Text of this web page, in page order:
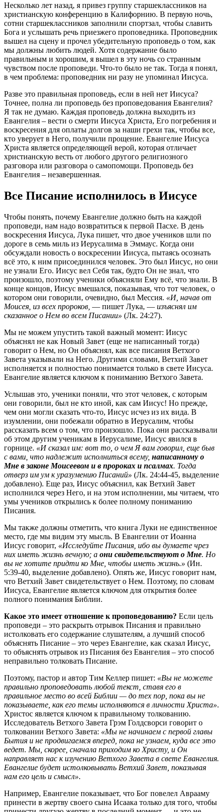
Несколько лет назад, я привез группу старшеклассников на
христианскую конференцию в Калифорнию. В первую ночь,
сотни старшеклассников заполнили спортзал, чтобы славить
Бога и услышать речь приезжего проповедника. Проповедник
вышел на сцену и прочел убедительную проповедь о том, как
мы должны любить людей. Хотя содержание было
правильным и хорошим, я вышел в эту ночь со странным
чувством после проповеди. Что-то было не так. Тогда я понял,
в чем проблема: проповедник ни разу не упоминал Иисуса.
Разве это правильная проповедь, если в ней нет Иисуса?
Точнее, полна ли проповедь без проповедования Евангелия?
Я так не думаю. Каждая проповедь должна выходить из
Евангелия – вести о смерти Иисуса Христа, Его погребения и
воскресения для оплаты долгов за наши грехи так, чтобы все,
кто уверует в Него, получили прощение. Евангелие Иисуса
Христа является определяющей верой, которая отличает
христианскую весть от любого другого религиозного
разговора или разговора о самопомощи. Проповедь без
Евангелия – незавершенная.
Все Писание исполнилось в Иисусе
Чтобы понять, почему Евангелие должно быть на каждой
проповеди, нам надо возвратиться к первой Пасхе. В день
воскресения Иисуса, Лука пишет, что двое учеников шли по
дороге в семь миль из Иерусалима в Эммаус. Когда они
обсуждали новость о воскресении Иисуса, пытаясь осознать
всё это, к ним присоединился человек. Это был Иисус, но они
не узнали Его. Иисус вел Себя так, будто Он не знал, что
произошло, поэтому ученики объясняли Ему всё, что знали. В
конце концов, Иисус вмешался, показывая, что тот человек, о
котором они говорили, очевидно, был Мессия. «И, начав от
Моисея, из всех пророков, — пишет Лука, — изъяснял им
сказанное о Нем во всем Писании» (Лк. 24:27).
Мы не можем упустить такой важный момент: Иисус
объяснял не как Новый Завет (еще не написанный тогда)
говорит о Нем, но Он объяснял, как все писания Ветхого
Завета указывали на Него. Другими словами, Ветхий Завет
исполняется и полностью понимается только в свете Иисуса.
Евангелие является ключом к пониманию Ветхого Завета.
Услышав это, ученики поняли, что этот человек, с которым
они говорили, был не кто иной, как сам Иисус! Но прежде,
чем они могли сказать что-то, Иисус исчез из их вида. В
изумлении, они побежали обратно в Иерусалим, чтобы
рассказать всем о том, что произошло. Пока они рассказывали
об этом другим ученикам в Иерусалиме, Иисус явился в
горнице. «И сказал им: вот то, о чем Я вам говорил, еще быв
с вами, что надлежит исполниться всему, написанному о
Мне в законе Моисеевом и в пророках и псалмах. Тогда
отверз им ум к уразумению Писаний» (Лк. 24:44-45, выделение
добавлено). Еще раз, Иисус объяснил, как Ветхий Завет
исполнился через Него, и на этом исполнении, мы читаем, что
умы учеников открылись к более полному пониманию
Писания.
Мы также должны отметить, что книга Луки не единственное
место, где мы видим эту мысль. В Евангелии от Иоанна
Иисус говорит, «Исследуйте Писания, ибо вы думаете чрез
них иметь жизнь вечную; а они свидетельствуют о Мне. Но
вы не хотите придти ко Мне, чтобы иметь жизнь.» (Ин.
5:39-40, выделение добавлено). Опять же, Иисус говорит нам,
что Ветхий Завет свидетельствует о Нем. Поэтому, по словам
Иисуса, Евангелие является ключом для открытия более
полного понимания Библии.
Какое это имеет отношение к проповедованию? Если цель
проповеди – это раскрыть отрывок Писания и правильно
истолковать его содержание слушателям, а лучший способ
объяснять Писание – это через Евангелие, как сказал Иисус,
то объяснять отрывок из Писания без Евангелия – это способ
неправильно толковать Писание.
Поэтому, пастор и автор Тим Келлер пишет: «Вы не можете
правильно проповедовать любой текст, ставя его в
правильное место во всей Библии — до тех пор, пока вы не
показываете, как его темы исполняются в личности Христа».
Христос является ключом к правильному толкованию.
Исследователь Ветхого Завета Грэм Голдсворси говорит о
толковании Ветхого Завета: «Мы не начинаем с первой главы
Бытия и не продвигаемся вперед, пока не узнаем, куда все это
ведет. Мы, скорее, сначала приходим ко Христу, и Он
направляет нас к изучению Ветхого Завета в свете Евангелия.
Евангелие будет истолковывать Ветхий Завет, показывая
нам его цель и смысл».
Например, Евангелие показывает, что Бог повелел Аврааму
принести в жертву своего сына Исаака только для того, чтобы